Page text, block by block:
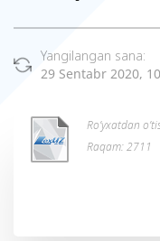
Yangilangan sana:
29 Sentabr 2020,
Ro’yxatdan
Raqam: 2711